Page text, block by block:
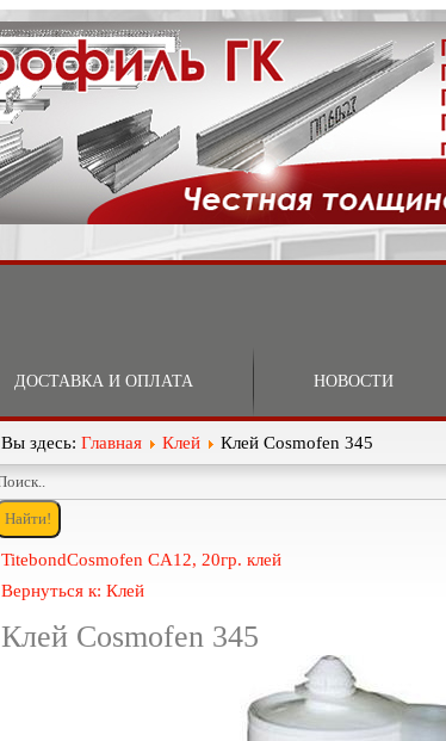
ДОСТАВКА И ОПЛАТА НОВОСТИ
Вы здесь:Главная Клей Клей Cosmofen 345
TitebondCosmofen CA12, 20гр. клей
Вернуться к: Клей
Клей Cosmofen 345